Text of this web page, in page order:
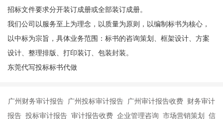
招标文件要求分开装订成册或全部装订成册。
我们公司以服务至上为理念，以质量为原则，以编制标书为核心，
以中标为宗旨，具体业务范围：标书的咨询策划、框架设计、方案
设计、整理排版、打印装订、包装封装。
东莞代写投标标书代做
广州财务审计报告 广州投标审计报告 广州审计报告收费 财务审计
报告 投标审计报告 审计报告收费 企业管理咨询 市场营销策划 信